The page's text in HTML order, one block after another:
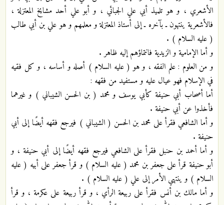
الأشعري ، و هو تلميذ أبي علي الجبائي ، و أبو علي أحد مشايخ المعتزلة ،
فالأشعرية ينتهون ـ بآخره ـ إلى أستاذ المعتزلة و معلمهم و هو علي بن أبي طالب
( عليه السلام ) .
و أما الإمامية و الزيدية فانتماؤهم إليه ظاهر .
و من العلوم : علم الفقه ، و هو ( عليه السلام ) أصله و أساسه ، و كل فقيه
في الإسلام فهو عيال عليه و مستفيد من فقهه :
أما أصحاب أبي حنيفة كأبي يوسف و محمد ( بن الحسن الشيباني ) و غيرهما
فأخذوا عن أبي حنيفة .
و أما الشافعي فقرأ على محمد بن الحسن ( الشيباني ) فيرجع فقهه أيضًا إلى أبي
حنيفة .
و أما أحمد بن حنبل فقرأ على الشافعي فيرجع فقهه أيضًا إلى أبي حنيفة ، و
أبو حنيفة قرأ على جعفر بن محمد ( عليه السلام ) و قرأ جعفر على أبيه ( عليه
السلام ) و ينتهي الأمر إلى علي ( عليه السلام ) .
و أما مالك بن أنس فقرأ على ربيعة الرأي ، و قرأ ربيعة على عكرمة ، و قرأ